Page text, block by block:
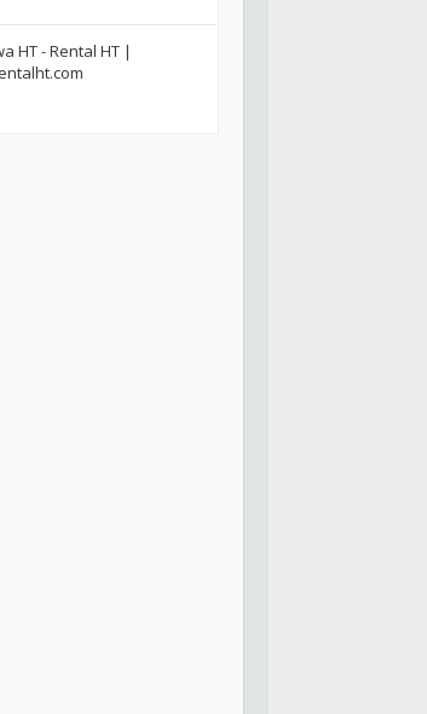
HT - Rental HT |